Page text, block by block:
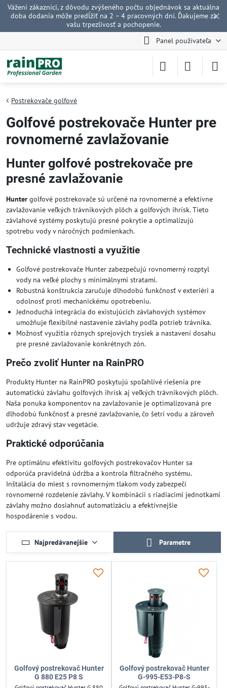
✕
Vážení zákazníci, z dôvodu zvýšeného počtu objednávok sa aktuálna
doba dodania môže predĺžiť na 2 – 4 pracovných dní. Ďakujeme za
vašu trpezlivosť a pochopenie.
Panel používateľa
Postrekovače golfové
Golfové postrekovače Hunter pre
rovnomerné zavlažovanie
Hunter golfové postrekovače pre
presné zavlažovanie
Hunter golfové postrekovače sú určené na rovnomerné a efektívne
zavlažovanie veľkých trávnikových plôch a golfových ihrísk. Tieto
závlahové systémy poskytujú presné pokrytie a optimalizujú
spotrebu vody v náročných podmienkach.
Technické vlastnosti a využitie
Golfové postrekovače Hunter zabezpečujú rovnomerný rozptyl
vody na veľké plochy s minimálnymi stratami.
Robustná konštrukcia zaručuje dlhodobú funkčnosť v exteriéri a
odolnosť proti mechanickému opotrebeniu.
Jednoduchá integrácia do existujúcich závlahových systémov
umožňuje flexibilné nastavenie závlahy podľa potrieb trávnika.
Možnosť využitia rôznych sprejových trysiek a nastavení dosahu
pre presné zavlažovanie konkrétnych zón.
Prečo zvoliť Hunter na RainPRO
Produkty Hunter na RainPRO poskytujú spoľahlivé riešenia pre
automatickú závlahu golfových ihrísk aj veľkých trávnikových plôch.
Naša ponuka komponentov na zavlažovanie je optimalizovaná pre
dlhodobú funkčnosť a presné zavlažovanie, čo šetrí vodu a zároveň
udržuje zdravý stav vegetácie.
Praktické odporúčania
Pre optimálnu efektivitu golfových postrekovačov Hunter sa
odporúča pravidelná údržba a kontrola filtračného systému.
Inštalácia do miest s rovnomerným tlakom vody zabezpečí
rovnomerné rozdelenie závlahy. V kombinácii s riadiacimi jednotkami
závlahy možno dosiahnuť automatizáciu a efektívnejšie
hospodárenie s vodou.
Najpredávanejšie Parametre
Golfový postrekovač Hunter
G 880 E25 P8 S
Golfový postrekovač Hunter
G-995-E53-P8-S